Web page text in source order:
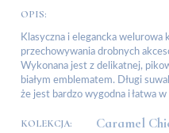
OPIS:
Klasyczna i elegancka welurowa
przechowywania drobnych
Wykonana jest z delikatnej,
białym emblematem. Długi
że jest bardzo wygodna i łatwa
KOLEKCJA: Caramel